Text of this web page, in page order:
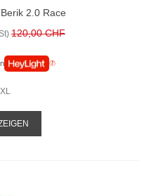
2.0 Race
120,00 CHF